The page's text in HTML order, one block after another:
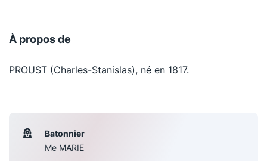
À propos de
PROUST (Charles-Stanislas), né en 1817.
Batonnier
Me MARIE
Le Concours de la Conférence
La Petite Conférence